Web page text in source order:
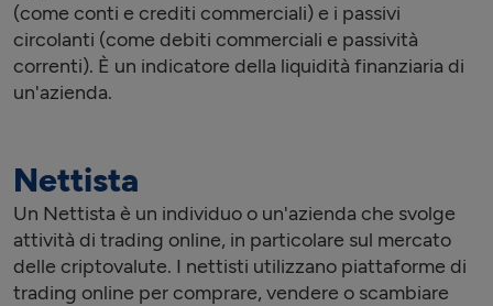
(come conti e crediti commerciali) e i passivi
circolanti (come debiti commerciali e passività
correnti). È un indicatore della liquidità finanziaria di
un'azienda.
Nettista
Un Nettista è un individuo o un'azienda che svolge
attività di trading online, in particolare sul mercato
delle criptovalute. I nettisti utilizzano piattaforme di
trading online per comprare, vendere o scambiare